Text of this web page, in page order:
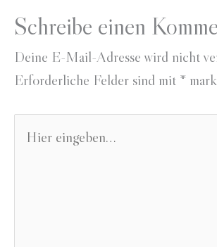
Schreibe einen
Deine E-Mail-Adresse wird nicht
Erforderliche Felder sind mit *
eingeben…